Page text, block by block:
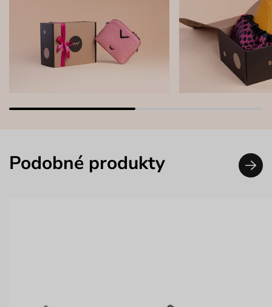
Podobné produkty